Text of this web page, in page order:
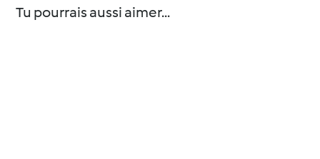
Tu pourrais aussi aimer...